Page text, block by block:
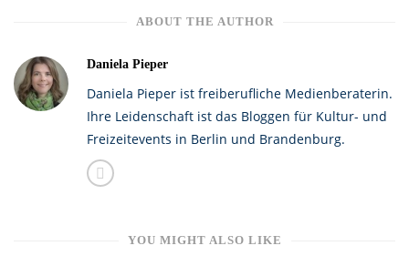
ABOUT THE AUTHOR
Daniela Pieper
Daniela Pieper ist freiberufliche Medienberaterin.
Ihre Leidenschaft ist das Bloggen für Kultur- und
Freizeitevents in Berlin und Brandenburg.
YOU MIGHT ALSO LIKE